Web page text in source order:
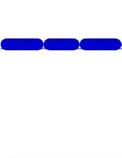
Mots-clésAuteursGlossaire